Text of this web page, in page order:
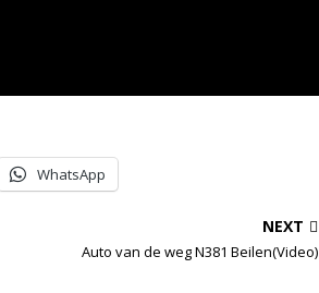
WhatsApp
NEXT
Auto van de weg N381 Beilen(Video)